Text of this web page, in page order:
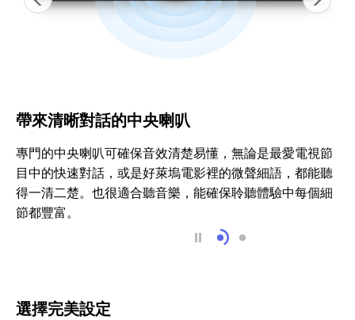
帶來清晰對話的中央喇
豐富強力的重低音
帶來清晰對話的中央喇叭
專門的中央喇叭可確保音效清楚易懂，無論是最愛電視節
目中的快速對話，或是好萊塢電影裡的微聲細語，都能聽
得一清二楚。也很適合聽音樂，能確保聆聽體驗中每個細
節都豐富。
選擇完美設定